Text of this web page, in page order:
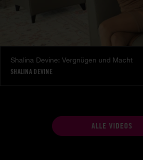
Shalina Devine: Vergnügen und Macht
SHALINA DEVINE
ALLE VIDEOS